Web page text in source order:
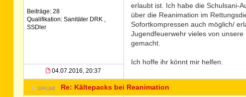
Beiträge: 28
Qualifikation: Sanitäter DRK ,
SSDler
04.07.2016, 20:37
erlaubt ist. Ich habe die Schulsani-
über die Reanimation im
Sofortkompressen auch möglich/
Jugendfeuerwehr vieles von
gemacht.
Ich hoffe ihr könnt mir helfen.
Re: Kältepacks bei Reanimation